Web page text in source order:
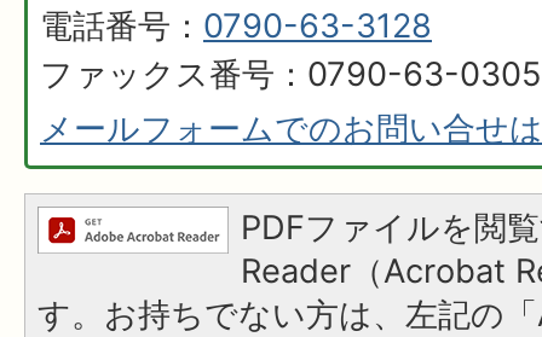
電話番号： 0790-63-3128
ファックス番号：0790-63-0305
メールフォームでのお問い合せ
PDFファイルを閲
Reader（Acrobat
す。お持ちでない方は、左記の